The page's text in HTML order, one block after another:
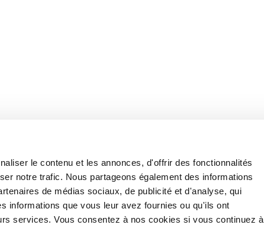
le contenu et les annonces, d'offrir des fonctionnalités
notre trafic. Nous partageons également des informations
de médias sociaux, de publicité et d'analyse, qui
informations que vous leur avez fournies ou qu'ils ont
services. Vous consentez à nos cookies si vous continuez à